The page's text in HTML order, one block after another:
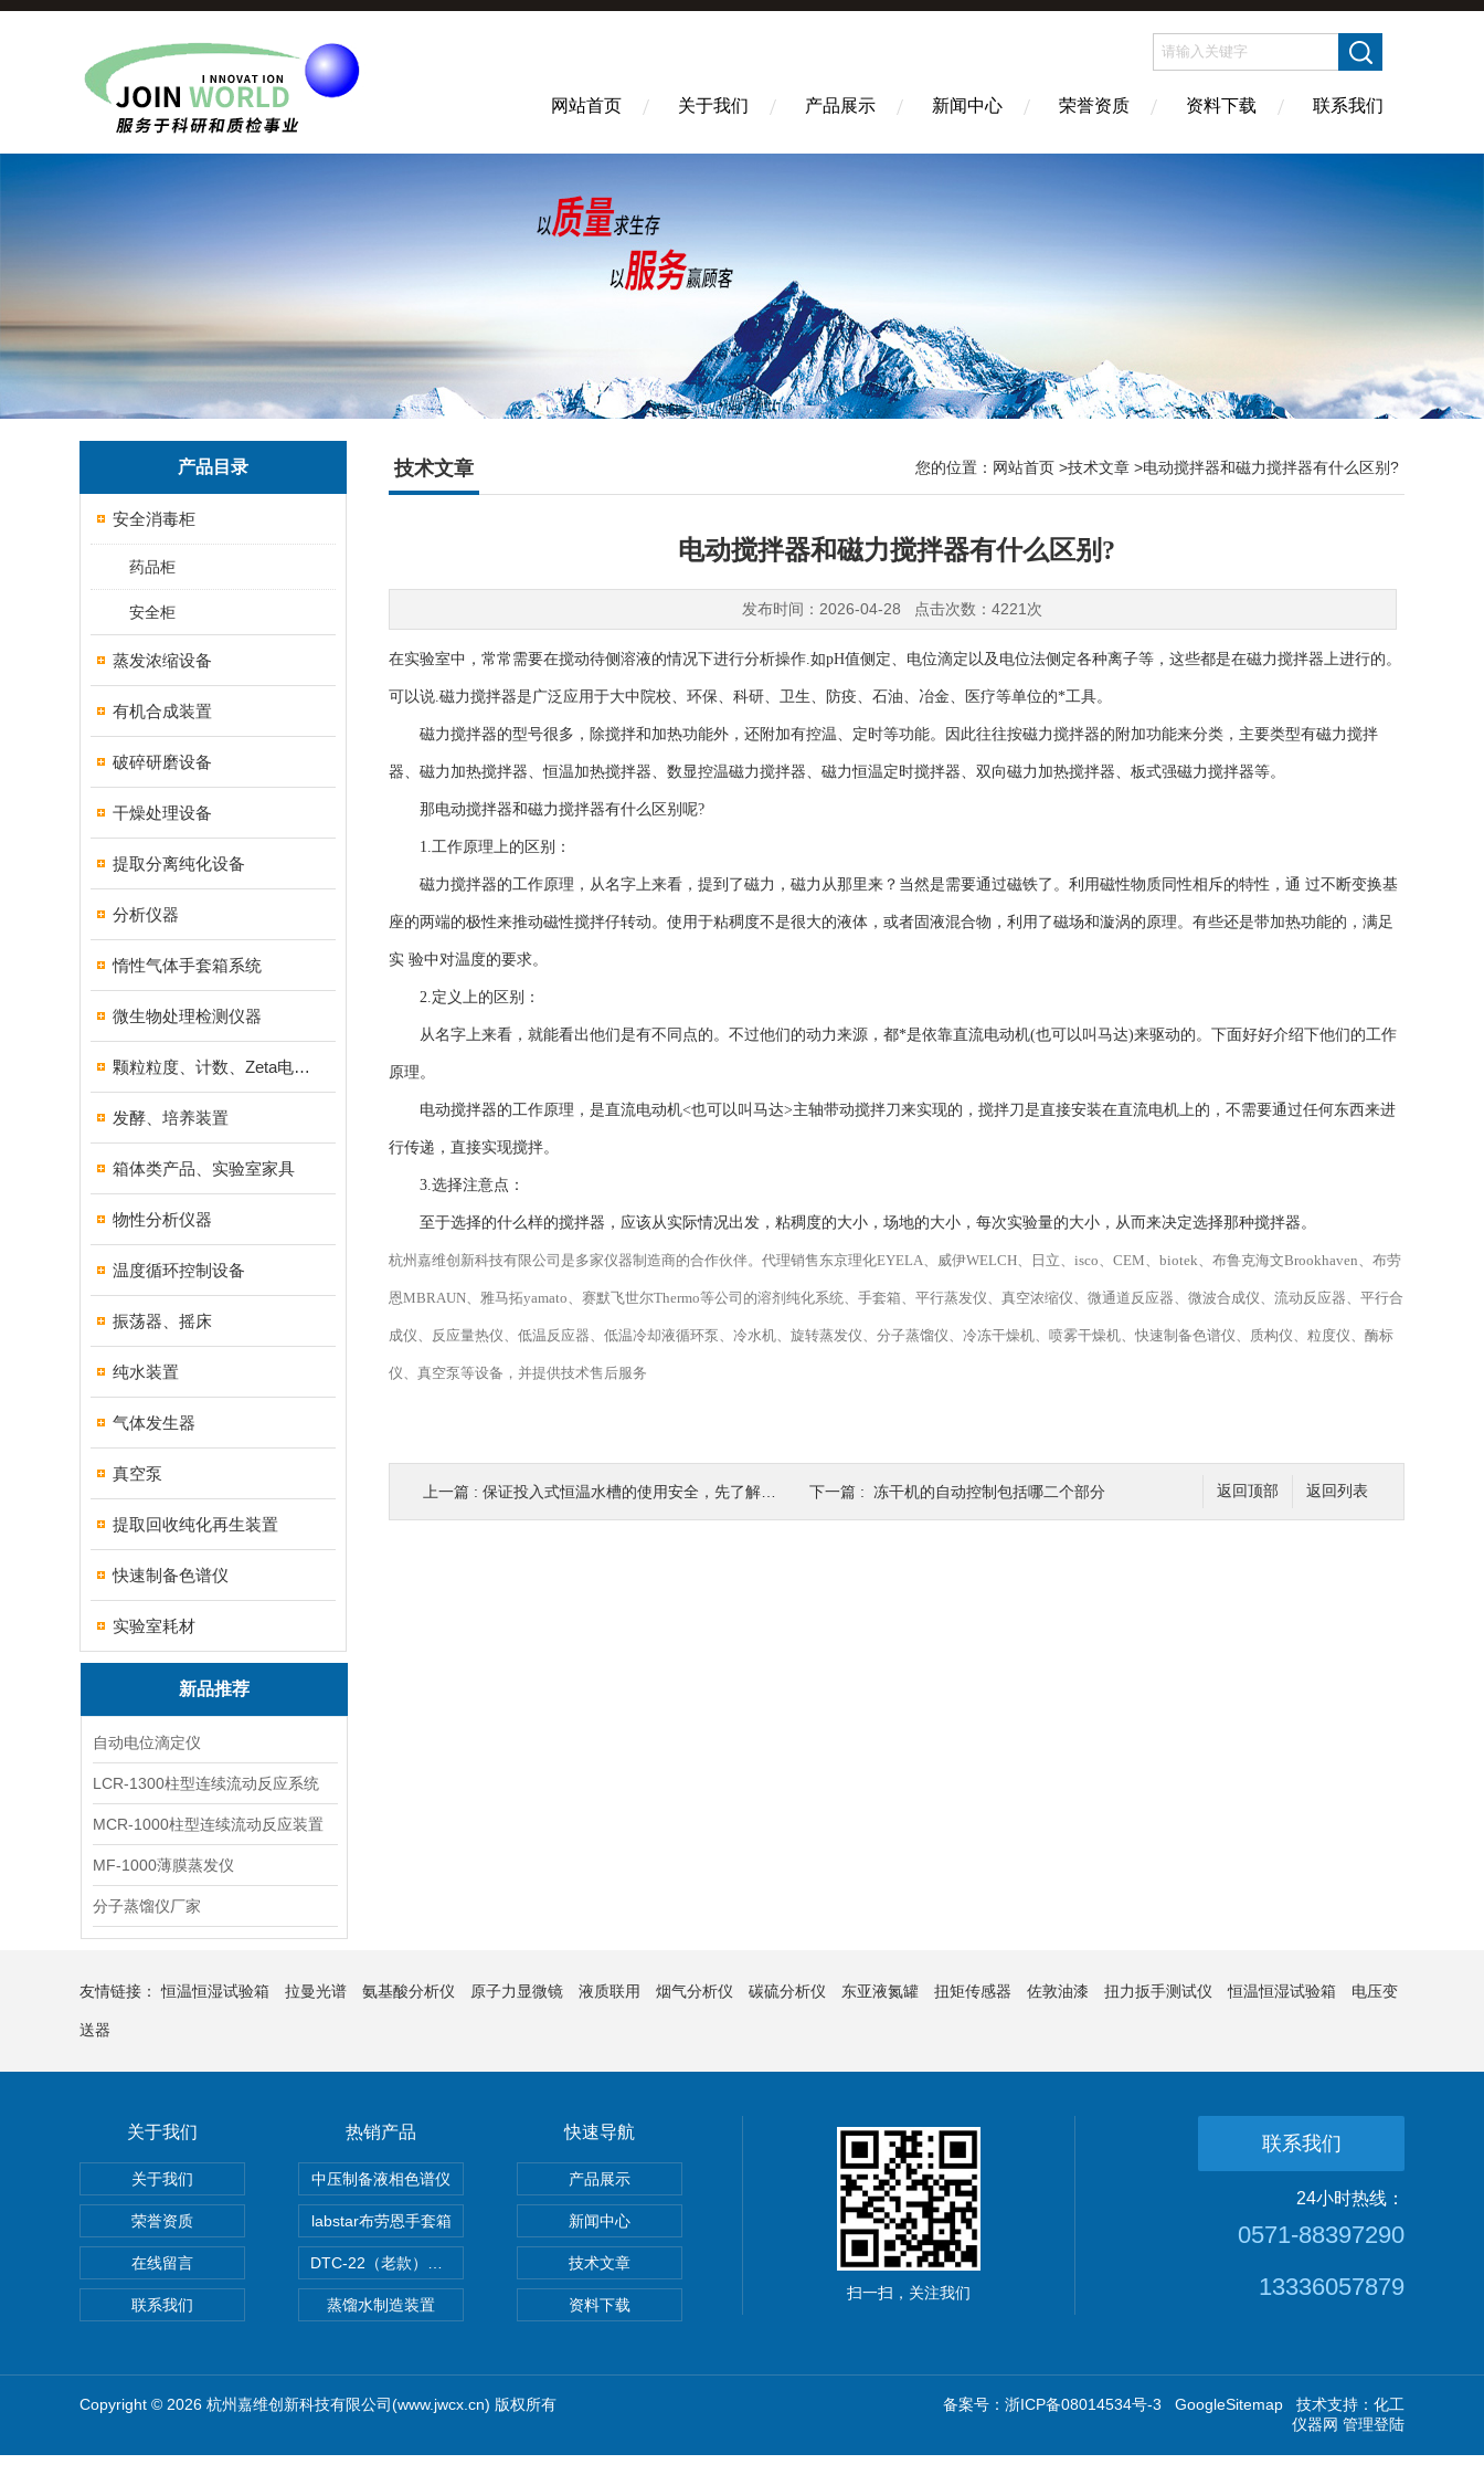
网站首页 关于我们 产品展示 新闻中心 荣誉资质 资料下载 联系我们
产品目录
安全消毒柜
药品柜
安全柜
蒸发浓缩设备
有机合成装置
破碎研磨设备
干燥处理设备
提取分离纯化设备
分析仪器
惰性气体手套箱系统
微生物处理检测仪器
颗粒粒度、计数、Zeta电位分析仪器
发酵、培养装置
箱体类产品、实验室家具
物性分析仪器
温度循环控制设备
振荡器、摇床
纯水装置
气体发生器
真空泵
提取回收纯化再生装置
快速制备色谱仪
实验室耗材
新品推荐
自动电位滴定仪
LCR-1300柱型连续流动反应系统
MCR-1000柱型连续流动反应装置
MF-1000薄膜蒸发仪
分子蒸馏仪厂家
技术文章 您的位置： 网站首页 >技术文章 >电动搅拌器和磁力搅拌器有什么区别?
电动搅拌器和磁力搅拌器有什么区别?
发布时间：2026-04-28 点击次数：4221次
在实验室中，常常需要在搅动待侧溶液的情况下进行分析操作.如pH值侧定、电位滴定以及电位法侧定各种离子等，这些都是在磁力搅拌器上进行的。
可以说.磁力搅拌器是广泛应用于大中院校、环保、科研、卫生、防疫、石油、冶金、医疗等单位的*工具。
磁力搅拌器的型号很多，除搅拌和加热功能外，还附加有控温、定时等功能。因此往往按磁力搅拌器的附加功能来分类，主要类型有磁力搅拌
器、磁力加热搅拌器、恒温加热搅拌器、数显控温磁力搅拌器、磁力恒温定时搅拌器、双向磁力加热搅拌器、板式强磁力搅拌器等。
那电动搅拌器和磁力搅拌器有什么区别呢?
1.工作原理上的区别：
磁力搅拌器的工作原理，从名字上来看，提到了磁力，磁力从那里来？当然是需要通过磁铁了。利用磁性物质同性相斥的特性，通 过不断变换基
座的两端的极性来推动磁性搅拌仔转动。使用于粘稠度不是很大的液体，或者固液混合物，利用了磁场和漩涡的原理。有些还是带加热功能的，满足
实 验中对温度的要求。
2.定义上的区别：
从名字上来看，就能看出他们是有不同点的。不过他们的动力来源，都*是依靠直流电动机(也可以叫马达)来驱动的。下面好好介绍下他们的工作
原理。
电动搅拌器的工作原理，是直流电动机<也可以叫马达>主轴带动搅拌刀来实现的，搅拌刀是直接安装在直流电机上的，不需要通过任何东西来进
行传递，直接实现搅拌。
3.选择注意点：
至于选择的什么样的搅拌器，应该从实际情况出发，粘稠度的大小，场地的大小，每次实验量的大小，从而来决定选择那种搅拌器。
杭州嘉维创新科技有限公司是多家仪器制造商的合作伙伴。代理销售东京理化EYELA、威伊WELCH、日立、isco、CEM、biotek、布鲁克海文Brookhaven、布劳
恩MBRAUN、雅马拓yamato、赛默飞世尔Thermo等公司的溶剂纯化系统、手套箱、平行蒸发仪、真空浓缩仪、微通道反应器、微波合成仪、流动反应器、平行合
成仪、反应量热仪、低温反应器、低温冷却液循环泵、冷水机、旋转蒸发仪、分子蒸馏仪、冷冻干燥机、喷雾干燥机、快速制备色谱仪、质构仪、粒度仪、酶标
仪、真空泵等设备，并提供技术售后服务
返回列表
返回顶部
上一篇 : 保证投入式恒温水槽的使用安全，先了解使用方法 下一篇 : 冻干机的自动控制包括哪二个部分
友情链接：恒温恒湿试验箱 拉曼光谱 氨基酸分析仪 原子力显微镜 液质联用 烟气分析仪 碳硫分析仪 东亚液氮罐 扭矩传感器 佐敦油漆 扭力扳手测试仪 恒温恒湿试验箱 电压变
送器
关于我们
关于我们
荣誉资质
在线留言
联系我们
热销产品
中压制备液相色谱仪
labstar布劳恩手套箱
蒸馏水制造装置
快速导航
产品展示
新闻中心
技术文章
资料下载
扫一扫，关注我们
联系我们
24小时热线：
0571-88397290
13336057879
Copyright © 2026 杭州嘉维创新科技有限公司(www.jwcx.cn) 版权所有 备案号：浙ICP备08014534号-3 GoogleSitemap 技术支持： 化工
仪器网 管理登陆